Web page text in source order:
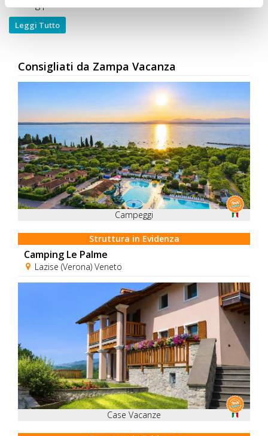
walking per i tuoi cani.
Leggi Tutto
Consigliati da Zampa Vacanza
Campeggi
Struttura in Evidenza
Camping Le Palme
Lazise (Verona) Veneto
Case Vacanze